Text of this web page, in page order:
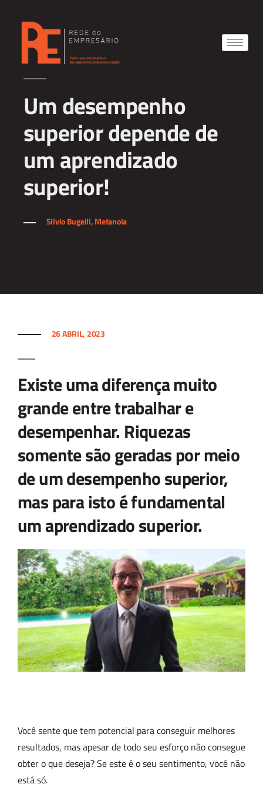
Um desempenho
superior depende de
um aprendizado
superior!
Silvio Bugelli, Metanoia
26 ABRIL, 2023
Existe uma diferença muito
grande entre trabalhar e
desempenhar. Riquezas
somente são geradas por meio
de um desempenho superior,
mas para isto é fundamental
um aprendizado superior.
Você sente que tem potencial para conseguir melhores
resultados, mas apesar de todo seu esforço não consegue
obter o que deseja? Se este é o seu sentimento, você não
está só.